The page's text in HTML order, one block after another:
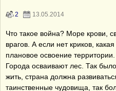
2 13.05.2014
Что такое война? Море крови,
врагов. А если нет криков,
плановое освоение территории.
Города осваивают лес. Так
жить, страна должна
таинственные чудовища, так